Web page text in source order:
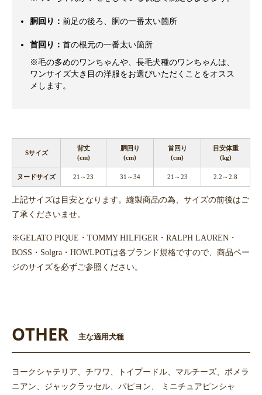
胴回り： 前足の後ろ、胴の一番太い箇所
首回り： 首の根元の一番太い箇所
※毛の多めのワンちゃんや、長毛犬種のワンちゃんは、
ワンサイズ大き目の洋服をお選びいただくことをオスス
メします。
Sサイズ
背丈
(cm)
胴回り
(cm)
首回り
(cm)
目安体重
(kg)
ヌードサイズ 21～23 31～34 21～23 2.2～2.8
上記サイズは目安となります。縫製商品の為、サイズの前後はご
了承くださいませ。
※GELATO PIQUE・TOMMY HILFIGER・RALPH LAUREN・
BOSS・Solgra・HOWLPOTは各ブランド規格ですので、商品ペー
ジのサイズを必ずご参照ください。
OTHER 主な適用犬種
ヨークシャテリア、チワワ、トイプードル、マルチーズ、ポメラ
ニアン、ジャックラッセル、パピヨン、 ミニチュアピンシャ